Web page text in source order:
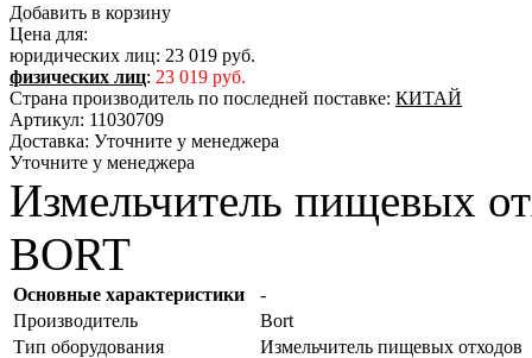
Добавить в корзину
Цена для:
юридических лиц: 23 019 руб.
физических лиц: 23 019 руб.
Страна производитель по последней поставке: КИТАЙ
Артикул: 11030709
Доставка: Уточните у менеджера
Уточните у менеджера
Измельчитель пищевых
BORT
Основные характеристики
-
Производитель
Bort
Тип оборудования
Измельчитель пищевых отходов